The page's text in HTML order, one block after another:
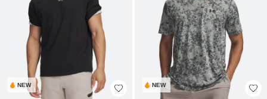
NEW NEW